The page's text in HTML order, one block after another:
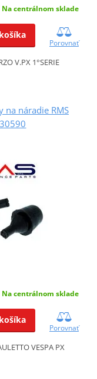
Na centrálnom sklade
Porovnať
V.PX 1°SERIE
na náradie RMS
Na centrálnom sklade
Porovnať
VESPA PX